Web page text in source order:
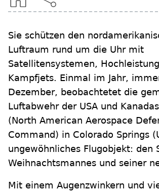
Sie schützen den
Luftraum rund um die Uhr mit
Satellitensystemen,
Kampfjets. Einmal im Jahr,
Dezember, beobachtetet die
Luftabwehr der USA und
(North American Aerospace
Command) in Colorado Springs
ungewöhnliches Flugobjekt: den
Weihnachtsmannes und seiner
Mit einem Augenzwinkern und